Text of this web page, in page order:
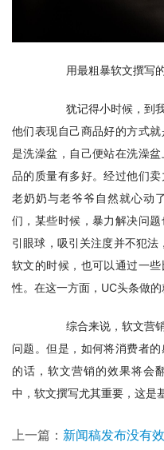
用最粗暴软文撰写的
犹记得小时候，到我
他们表现自己商品好的方式
是洗澡盆，自己便站在洗澡
品的质量有多好。经过他们
老奶奶与老爷爷自然就心动
们，某些时候，暴力解决问
引眼球，吸引关注度并不犯法
软文的时候，也可以通过一
性。在这一方面，UC头条做
综合来说，软文营销
问题。但是，如何将消费者
的话，软文营销的效果将会
中，软文撰写尤其重要，这是
上一篇： 新闻稿发布没有效